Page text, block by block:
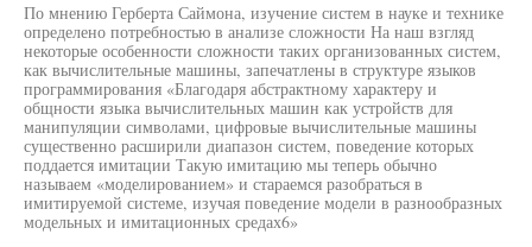
По мнению Герберта Саймона, изучение систем в науке и технике
определено потребностью в анализе сложности На наш взгляд
некоторые особенности сложности таких организованных систем,
как вычислительные машины, запечатлены в структуре языков
программирования «Благодаря абстрактному характеру и
общности языка вычислительных машин как устройств для
манипуляции символами, цифровые вычислительные машины
существенно расширили диапазон систем, поведение которых
поддается имитации Такую имитацию мы теперь обычно
называем «моделированием» и стараемся разобраться в
имитируемой системе, изучая поведение модели в разнообразных
модельных и имитационных средах6»